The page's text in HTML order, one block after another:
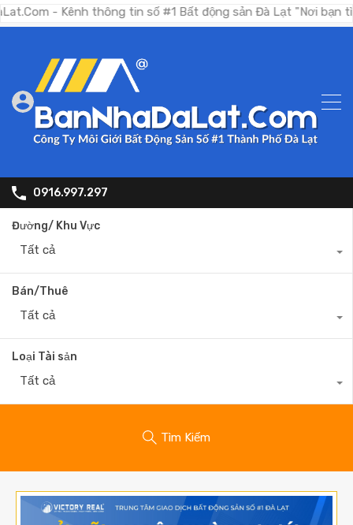
- Kênh thông tin số #1 Bất động sản Đà Lạt "Nơi bạn tìm
0916.997.297
Đường/ Khu Vực
Tất cả
Bán/Thuê
Tất cả
Loại Tài sản
Tất cả
Tìm Kiếm